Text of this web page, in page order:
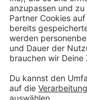
täglich Live-
mit
am Ende der
Gamescom
Anzeige